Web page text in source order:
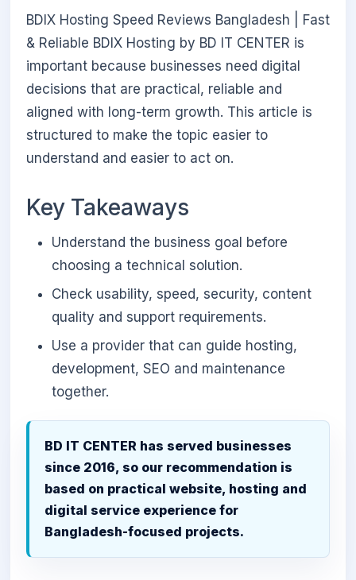
BDIX Hosting Speed Reviews Bangladesh | Fast
& Reliable BDIX Hosting by BD IT CENTER is
important because businesses need digital
decisions that are practical, reliable and
aligned with long-term growth. This article is
structured to make the topic easier to
understand and easier to act on.
Key Takeaways
Understand the business goal before
choosing a technical solution.
Check usability, speed, security, content
quality and support requirements.
Use a provider that can guide hosting,
development, SEO and maintenance
together.
BD IT CENTER has served businesses
since 2016, so our recommendation is
based on practical website, hosting and
digital service experience for
Bangladesh-focused projects.